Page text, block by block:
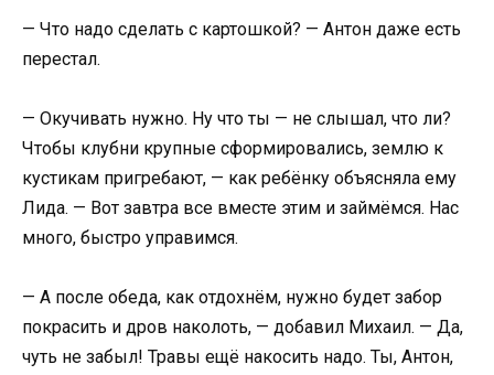
— Что надо сделать с картошкой? — Антон даже есть
перестал.
— Окучивать нужно. Ну что ты — не слышал, что ли?
Чтобы клубни крупные сформировались, землю к
кустикам пригребают, — как ребёнку объясняла ему
Лида. — Вот завтра все вместе этим и займёмся. Нас
много, быстро управимся.
— А после обеда, как отдохнём, нужно будет забор
покрасить и дров наколоть, — добавил Михаил. — Да,
чуть не забыл! Травы ещё накосить надо. Ты, Антон,